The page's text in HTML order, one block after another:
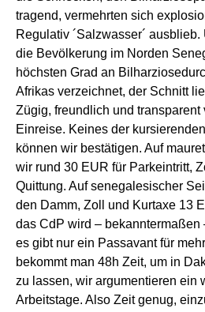
tragend, vermehrten sich
Regulativ ´Salzwasser´ ausblieb.
die Bevölkerung im Norden
höchsten Grad an Bilharziosed
Afrikas verzeichnet, der Schnitt
Zügig, freundlich und transparent
Einreise. Keines der kursierenden
können wir bestätigen. Auf
wir rund 30 EUR für Parkeintritt,
Quittung. Auf senegalesischer
den Damm, Zoll und Kurtaxe 13
das CdP wird – bekanntermaßen
es gibt nur ein Passavant für
bekommt man 48h Zeit, um in
zu lassen, wir argumentieren ein
Arbeitstage. Also Zeit genug,